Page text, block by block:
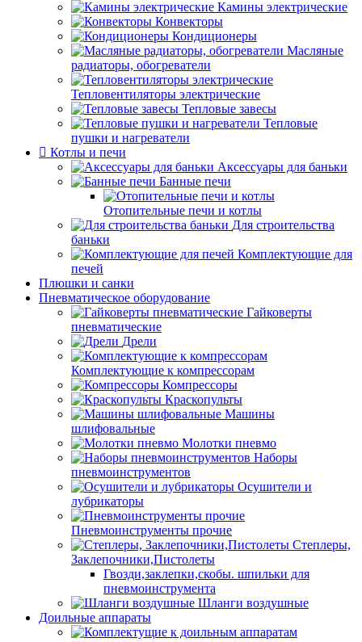
Камины электрические
Конвекторы
Кондиционеры
Масляные
радиаторы, обогреватели
Тепловентиляторы электрические
Тепловые завесы
Тепловые
пушки и нагреватели
Котлы и печи
Аксессуары для баньки
Банные печи
Отопительные печи и котлы
Для строительства
баньки
Комплектующие для
печей
Плюшки и санки
Пневматическое оборудование
Гайковерты
пневматические
Дрели
Комплектующие к компрессорам
Компрессоры
Краскопульты
Машины
шлифовальные
Молотки пневмо
Наборы
пневмоинструментов
Осушители и
лубрикаторы
Пневмоинструменты прочие
Степлеры,
Заклепочники,Пистолеты
Гвозди,заклепки,скобы. шпильки для
пневмоинструмента
Шланги воздушные
Доильные аппараты